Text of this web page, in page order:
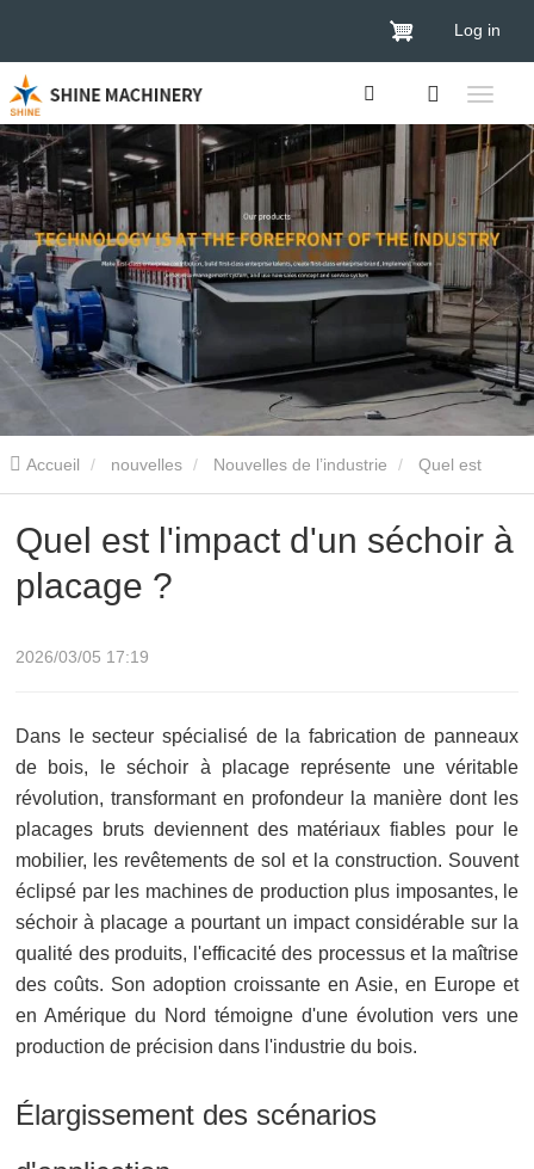
Log in
Accueil nouvelles Nouvelles de l’industrie
l'impact d'un séchoir à placage ?
Quel est l'impact d'un séchoir à
placage ?
2026/03/05 17:19
Dans le secteur spécialisé de la fabrication de panneaux
de bois, le séchoir à placage représente une véritable
révolution, transformant en profondeur la manière dont les
placages bruts deviennent des matériaux fiables pour le
mobilier, les revêtements de sol et la construction. Souvent
éclipsé par les machines de production plus imposantes, le
séchoir à placage a pourtant un impact considérable sur la
qualité des produits, l'efficacité des processus et la maîtrise
des coûts. Son adoption croissante en Asie, en Europe et
en Amérique du Nord témoigne d'une évolution vers une
production de précision dans l'industrie du bois.
Élargissement des scénarios